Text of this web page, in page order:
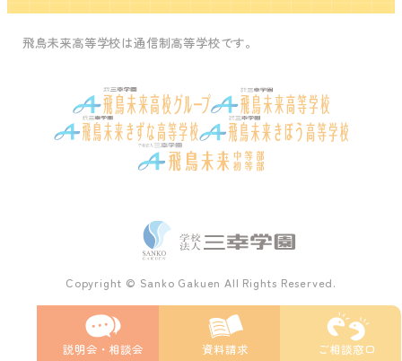
説明会・ 相談会 資料請求 ご相談窓口
飛鳥未来高等学校は通信制高等学校です。
Copyright © Sanko Gakuen All Rights Reserved.